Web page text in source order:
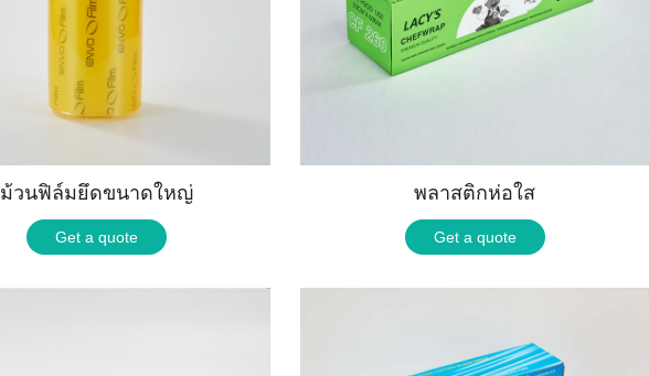
ม้วนฟิล์มยึดขนาดใหญ่
Get a quote
พลาสติกห่อใส
Get a quote